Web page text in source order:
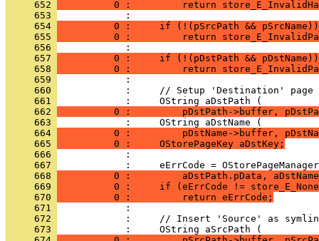
     652
0 :         return
     653
     654
          0 :     if (!(pSrcPath && pSrcName))
     655
0 :         return
     656
     657
          0 :     if (!(pDstPath && pDstName))
     658
0 :         return
     659
     660
     661
     662
0 :         pDstPath->buffer,
     663
     664
0 :         pDstName->buffer,
     665
          0 :     OStorePageKey aDstKey;
     666
     667
     668
0 :         aDstPath.pData,
     669
0 :     if (eErrCode !=
     670
          0 :         return eErrCode;
     671
     672
     673